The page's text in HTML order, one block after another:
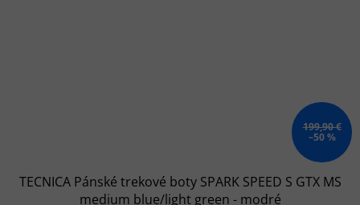
199,90 €
–50 %
TECNICA Pánské trekové boty SPARK SPEED S GTX MS
medium blue/light green - modré